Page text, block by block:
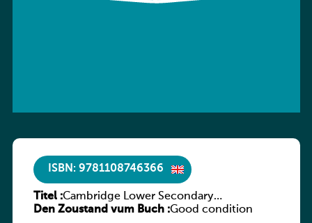
ISBN: 9781108746366
Titel :Cambridge Lower Secondary
Mathematics Workbook 7
Den Zoustand vum Buch :Good condition